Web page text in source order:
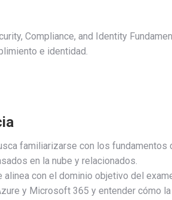
Compliance, and Identity
e identidad.
familiarizarse con los
en la nube y relacionados.
con el dominio objetivo del
y Microsoft 365 y entender cómo